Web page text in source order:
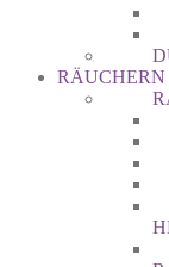
RÄUCHERN